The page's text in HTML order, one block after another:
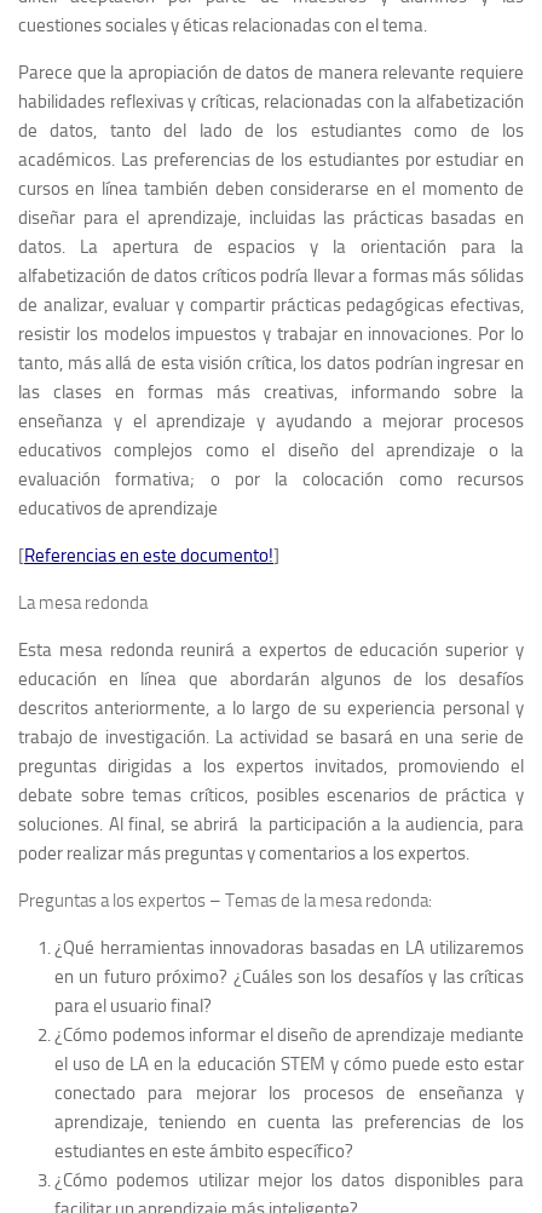
cuestiones sociales y éticas relacionadas con el tema.
Parece que la apropiación de datos de manera relevante requiere
habilidades reflexivas y críticas, relacionadas con la alfabetización
de datos, tanto del lado de los estudiantes como de los
académicos. Las preferencias de los estudiantes por estudiar en
cursos en línea también deben considerarse en el momento de
diseñar para el aprendizaje, incluidas las prácticas basadas en
datos. La apertura de espacios y la orientación para la
alfabetización de datos críticos podría llevar a formas más sólidas
de analizar, evaluar y compartir prácticas pedagógicas efectivas,
resistir los modelos impuestos y trabajar en innovaciones. Por lo
tanto, más allá de esta visión crítica, los datos podrían ingresar en
las clases en formas más creativas, informando sobre la
enseñanza y el aprendizaje y ayudando a mejorar procesos
educativos complejos como el diseño del aprendizaje o la
evaluación formativa; o por la colocación como recursos
educativos de aprendizaje
[Referencias en este documento!]
La mesa redonda
Esta mesa redonda reunirá a expertos de educación superior y
educación en línea que abordarán algunos de los desafíos
descritos anteriormente, a lo largo de su experiencia personal y
trabajo de investigación. La actividad se basará en una serie de
preguntas dirigidas a los expertos invitados, promoviendo el
debate sobre temas críticos, posibles escenarios de práctica y
soluciones. Al final, se abrirá la participación a la audiencia, para
poder realizar más preguntas y comentarios a los expertos.
Preguntas a los expertos – Temas de la mesa redonda:
¿Qué herramientas innovadoras basadas en LA utilizaremos
en un futuro próximo? ¿Cuáles son los desafíos y las críticas
para el usuario final?
¿Cómo podemos informar el diseño de aprendizaje mediante
el uso de LA en la educación STEM y cómo puede esto estar
conectado para mejorar los procesos de enseñanza y
aprendizaje, teniendo en cuenta las preferencias de los
estudiantes en este ámbito específico?
¿Cómo podemos utilizar mejor los datos disponibles para